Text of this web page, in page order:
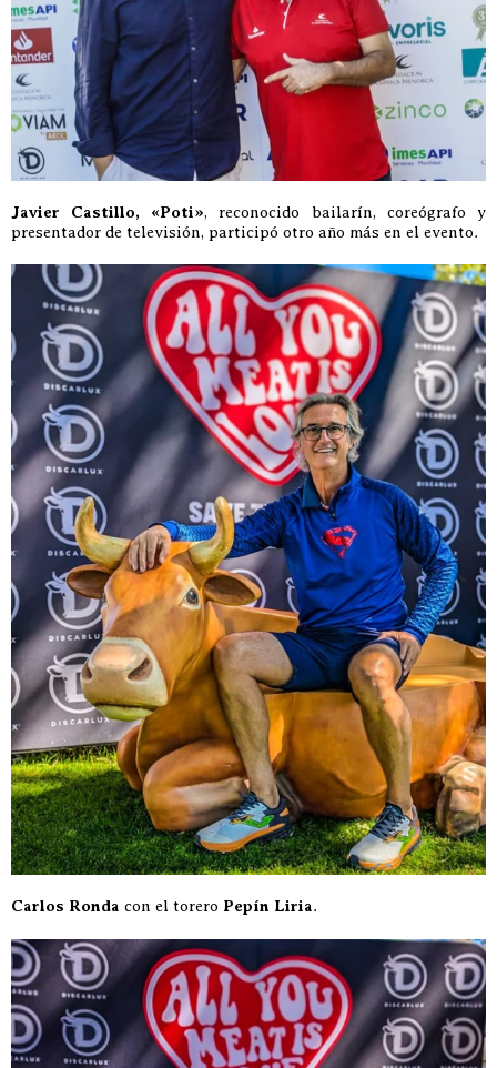
Javier Castillo, «Poti», reconocido bailarín, coreógrafo y
presentador de televisión, participó otro año más en el evento.
Carlos Ronda con el torero Pepín Liria.